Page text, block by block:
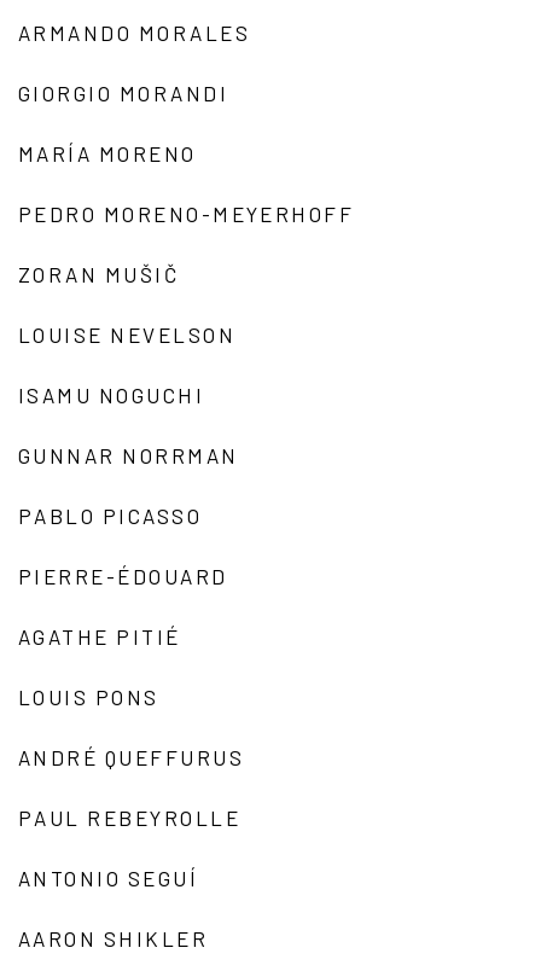
ARMANDO MORALES
GIORGIO MORANDI
MARÍA MORENO
PEDRO MORENO-MEYERHOFF
ZORAN MUŠIČ
LOUISE NEVELSON
ISAMU NOGUCHI
GUNNAR NORRMAN
PABLO PICASSO
PIERRE-ÉDOUARD
AGATHE PITIÉ
LOUIS PONS
ANDRÉ QUEFFURUS
PAUL REBEYROLLE
ANTONIO SEGUÍ
AARON SHIKLER